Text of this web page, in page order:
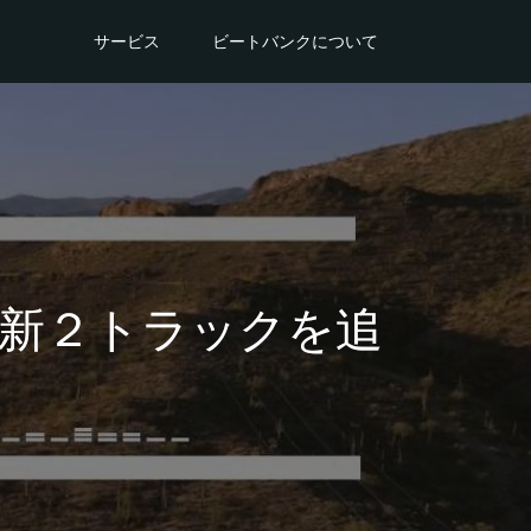
サービス ビートバンクについて
２トラックを追